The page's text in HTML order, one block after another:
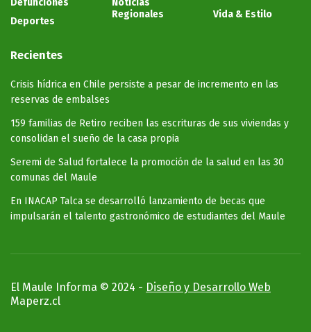
Deportes
Regionales
Vida & Estilo
Recientes
Crisis hídrica en Chile persiste a pesar de incremento en las
reservas de embalses
159 familias de Retiro reciben las escrituras de sus viviendas y
consolidan el sueño de la casa propia
Seremi de Salud fortalece la promoción de la salud en las 30
comunas del Maule
En INACAP Talca se desarrolló lanzamiento de becas que
impulsarán el talento gastronómico de estudiantes del Maule
El Maule Informa © 2024 - Diseño y Desarrollo Web
Maperz.cl